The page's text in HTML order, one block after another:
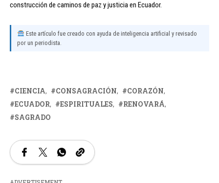
construcción de caminos de paz y justicia en Ecuador.
Este artículo fue creado con ayuda de inteligencia artificial y revisado
por un periodista.
CIENCIA CONSAGRACIÓN
CORAZÓN
ECUADOR
ESPIRITUALES
RENOVARÁ
SAGRADO